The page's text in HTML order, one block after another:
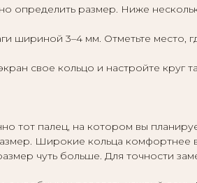
определить размер. Ниже
3–4 мм. Отметьте место,
свое кольцо и настройте круг
тот палец, на котором вы
Широкие кольца комфортнее
чуть больше. Для точности